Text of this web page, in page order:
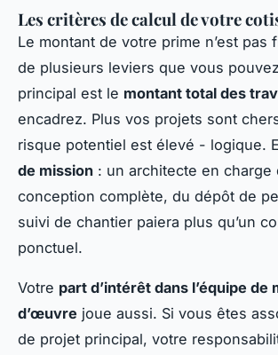
Les critères de calcul de votre
Le montant de votre prime n’est pas
de plusieurs leviers que vous
principal est le montant total des
encadrez. Plus vos projets sont
risque potentiel est élevé - logique.
de mission : un architecte en charge
conception complète, du dépôt de
suivi de chantier paiera plus qu’un
ponctuel.
Votre part d’intérêt dans l’équipe de
d’œuvre joue aussi. Si vous êtes
de projet principal, votre